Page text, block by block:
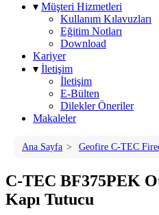
▾ Müşteri Hizmetleri
Kullanım Kılavuzları
Eğitim Notları
Download
Kariyer
▾ İletişim
İletişim
E-Bülten
Dilekler Öneriler
Makaleler
Ana Sayfa > Geofire C-TEC
C-TEC BF375PEK
Kapı Tutucu